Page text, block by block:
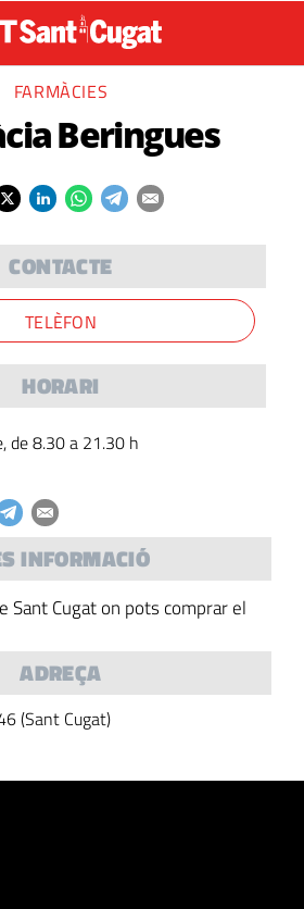
FARMÀCIES
Beringues
INFORMACIÓ
Sant Cugat on pots comprar el
ADREÇA
(Sant Cugat)
CONTACTE
TELÈFON
HORARI
de 8.30 a 21.30 h